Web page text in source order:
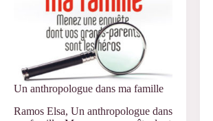
Un anthropologue dans ma famille
Ramos Elsa, Un anthropologue dans